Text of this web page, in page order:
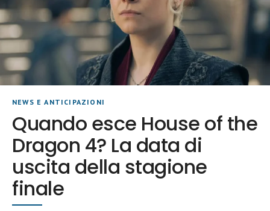
NEWS E ANTICIPAZIONI
Quando esce House of the
Dragon 4? La data di
uscita della stagione
finale